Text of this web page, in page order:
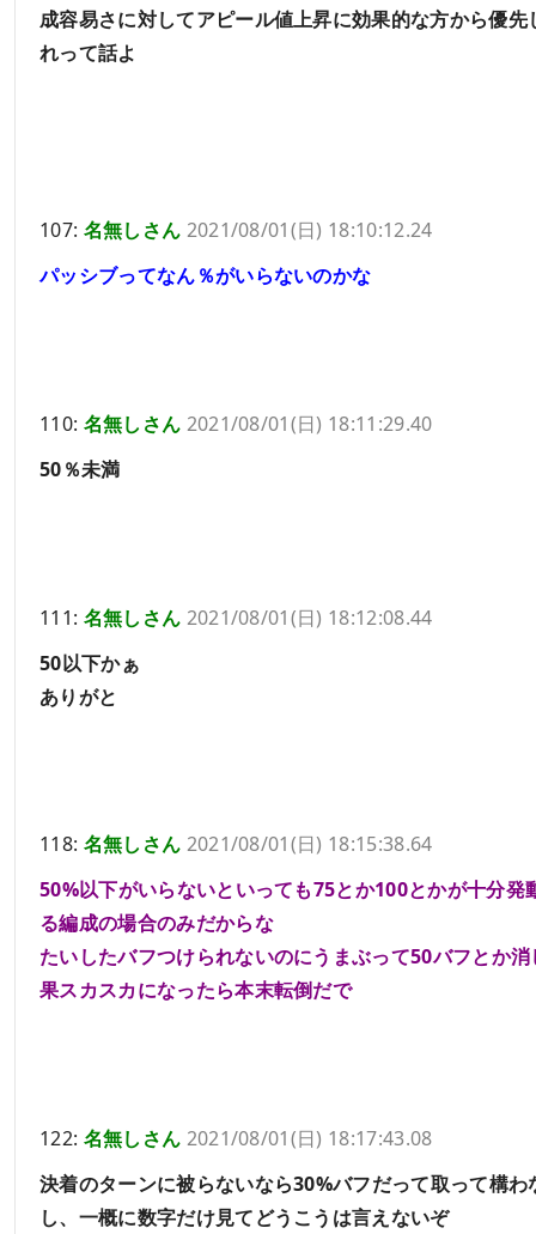
成容易さに対してアピール値上昇に効果的な方から優先
れって話よ
107: 名無しさん 2021/08/01(日) 18:10:12.24
パッシブってなん％がいらないのかな
110: 名無しさん 2021/08/01(日) 18:11:29.40
50％未満
111: 名無しさん 2021/08/01(日) 18:12:08.44
50以下かぁ
ありがと
118: 名無しさん 2021/08/01(日) 18:15:38.64
50%以下がいらないといっても75とか100とかが十分発
る編成の場合のみだからな
たいしたバフつけられないのにうまぶって50バフとか消
果スカスカになったら本末転倒だで
122: 名無しさん 2021/08/01(日) 18:17:43.08
決着のターンに被らないなら30%バフだって取って構わ
し、一概に数字だけ見てどうこうは言えないぞ